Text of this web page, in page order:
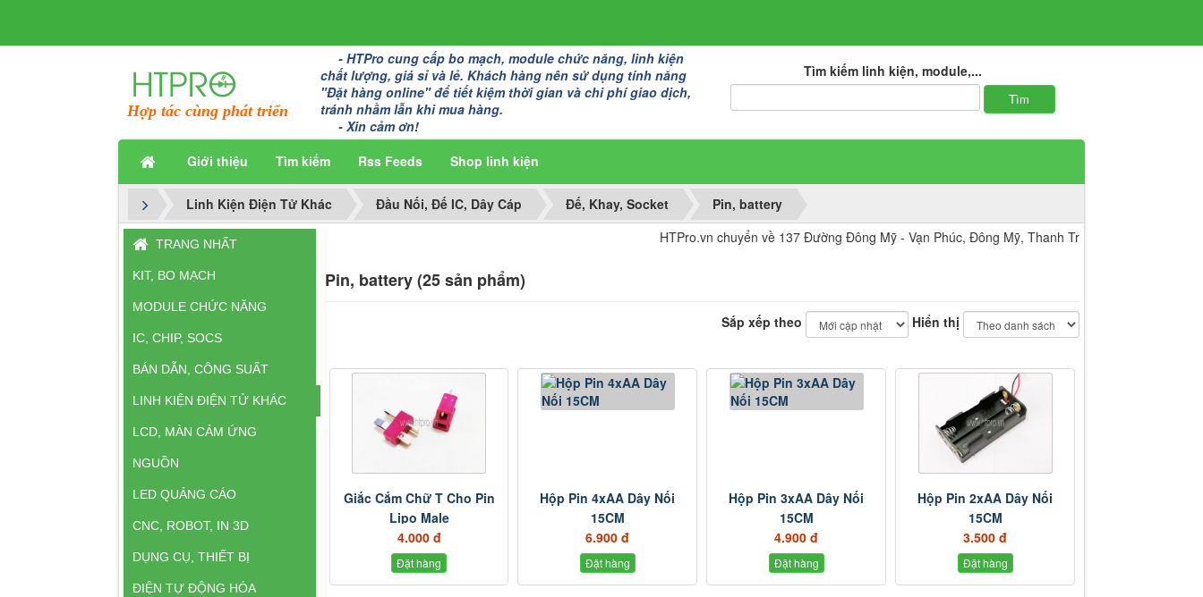
Hợp tác cùng phát triển
- HTPro cung cấp bo mạch, module chức năng, linh kiện
chất lượng, giá sỉ và lẻ. Khách hàng nên sử dụng tính năng
"Đặt hàng online" để tiết kiệm thời gian và chi phí giao dịch,
tránh nhầm lẫn khi mua hàng.
- Xin cảm ơn!
Tìm kiếm linh kiện, module,...
Giới thiệu Tìm kiếm Rss Feeds Shop linh kiện
Linh Kiện Điện Tử Khác Đầu Nối, Đế IC, Dây Cáp Đế, Khay, Socket
Pin, battery
HTPro.vn chuyển về 137 Đường Đông Mỹ - Vạn Phúc, Đông Mỹ, Thanh Trì, Hà Nội.
Pin, battery (25 sản phẩm)
Sắp xếp theo Hiển thị
Giắc Cắm Chữ T Cho Pin
Lipo Male
4.000 đ
Đặt hàng
Hộp Pin 4xAA Dây Nối
15CM
6.900 đ
Đặt hàng
Hộp Pin 3xAA Dây Nối
15CM
4.900 đ
Đặt hàng
Hộp Pin 2xAA Dây Nối
15CM
3.500 đ
Đặt hàng
TRANG NHẤT
KIT, BO MẠCH
MODULE CHỨC NĂNG
IC, CHIP, SOCS
BÁN DẪN, CÔNG SUẤT
LINH KIỆN ĐIỆN TỬ KHÁC
LCD, MÀN CẢM ỨNG
NGUỒN
LED QUẢNG CÁO
CNC, ROBOT, IN 3D
DỤNG CỤ, THIẾT BỊ
ĐIỆN TỰ ĐỘNG HÓA